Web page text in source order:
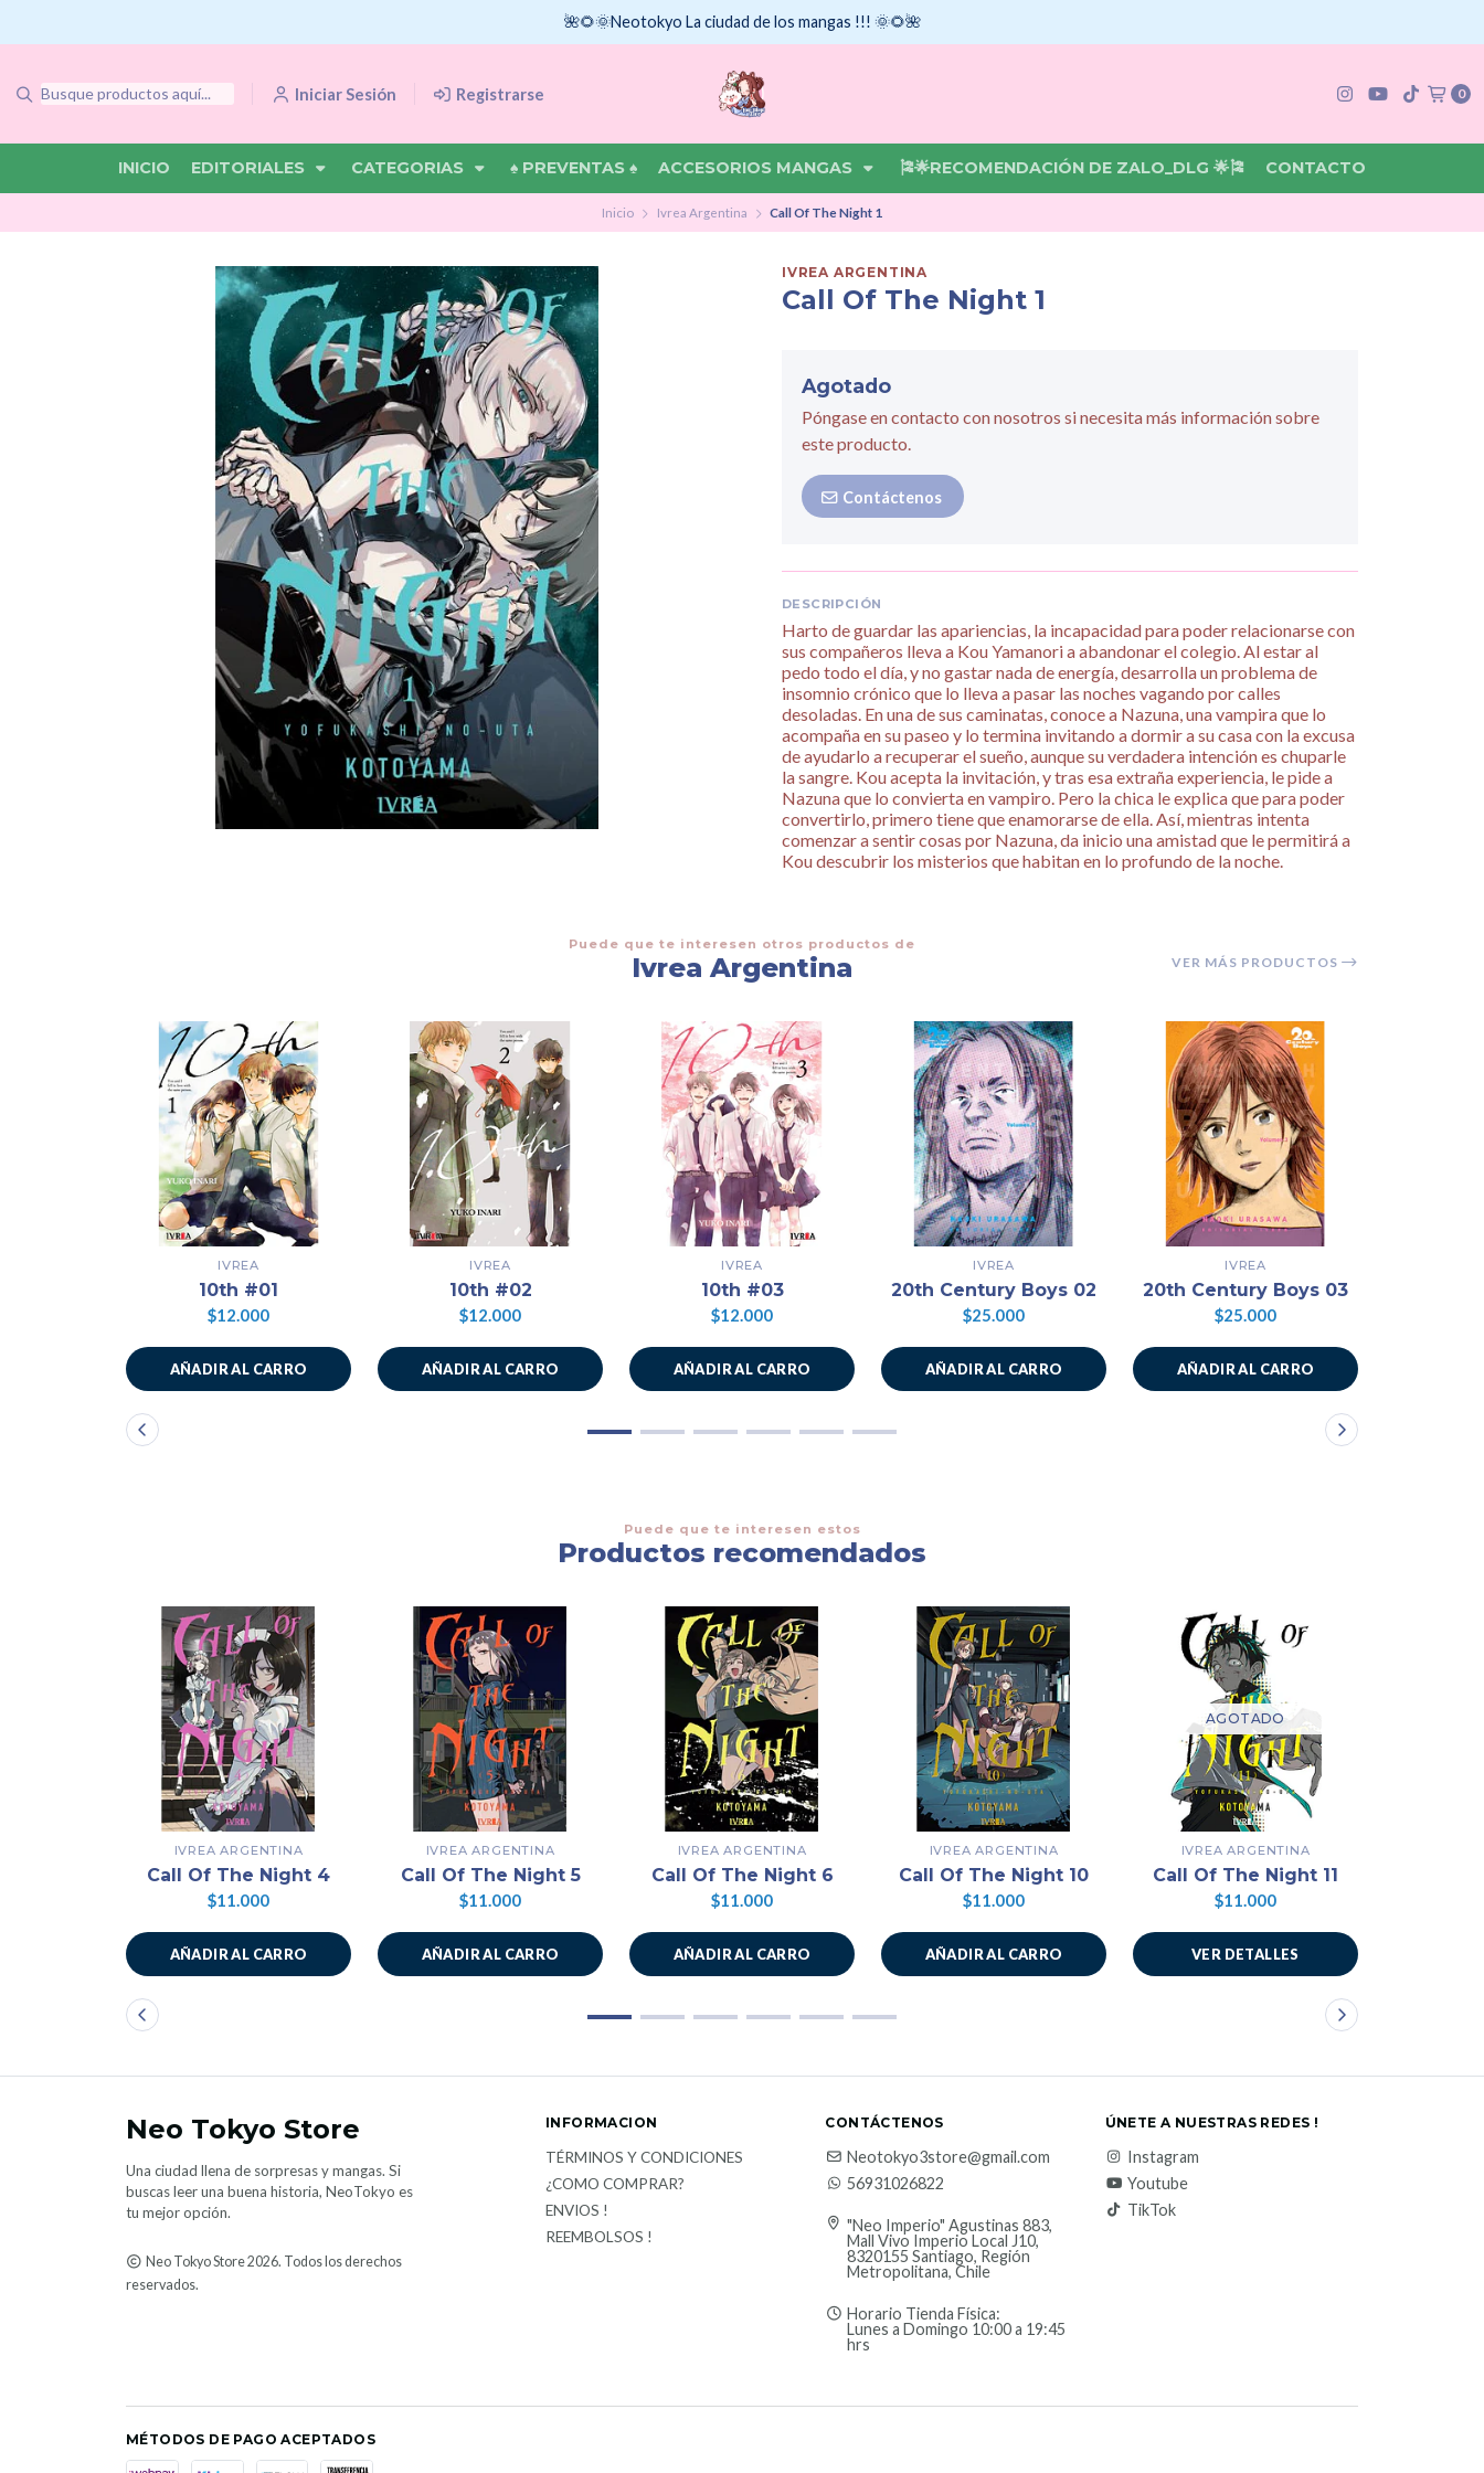
Iniciar Sesión Registrarse 0
INICIO EDITORIALES CATEGORIAS ♠ PREVENTAS ♠ ACCESORIOS MANGAS 🎏🌟RECOMENDACIÓN DE ZALO_DLG 🌟🎏 CONTACTO
🌺🌻🌞Neotokyo La ciudad de los mangas !!! 🌞🌻🌺
Inicio Ivrea Argentina Call Of The Night 1
IVREA ARGENTINA
Call Of The Night 1
Agotado
Póngase en contacto con nosotros si necesita más información sobre
este producto.
Contáctenos
DESCRIPCIÓN
Harto de guardar las apariencias, la incapacidad para poder relacionarse con
sus compañeros lleva a Kou Yamanori a abandonar el colegio. Al estar al
pedo todo el día, y no gastar nada de energía, desarrolla un problema de
insomnio crónico que lo lleva a pasar las noches vagando por calles
desoladas. En una de sus caminatas, conoce a Nazuna, una vampira que lo
acompaña en su paseo y lo termina invitando a dormir a su casa con la excusa
de ayudarlo a recuperar el sueño, aunque su verdadera intención es chuparle
la sangre. Kou acepta la invitación, y tras esa extraña experiencia, le pide a
Nazuna que lo convierta en vampiro. Pero la chica le explica que para poder
convertirlo, primero tiene que enamorarse de ella. Así, mientras intenta
comenzar a sentir cosas por Nazuna, da inicio una amistad que le permitirá a
Kou descubrir los misterios que habitan en lo profundo de la noche.
Puede que te interesen otros productos de
Ivrea Argentina VER MÁS PRODUCTOS
IVREA
10th #01
$12.000
AÑADIR AL CARRO
IVREA
10th #02
$12.000
AÑADIR AL CARRO
IVREA
10th #03
$12.000
AÑADIR AL CARRO
IVREA
20th Century Boys 02
$25.000
AÑADIR AL CARRO
IVREA
20th Century Boys 03
$25.000
AÑADIR AL CARRO
Puede que te interesen estos
Productos recomendados
IVREA ARGENTINA
Call Of The Night 4
$11.000
AÑADIR AL CARRO
IVREA ARGENTINA
Call Of The Night 5
$11.000
AÑADIR AL CARRO
IVREA ARGENTINA
Call Of The Night 6
$11.000
AÑADIR AL CARRO
IVREA ARGENTINA
Call Of The Night 10
$11.000
AÑADIR AL CARRO
AGOTADO
IVREA ARGENTINA
Call Of The Night 11
$11.000
VER DETALLES
Neo Tokyo Store
Una ciudad llena de sorpresas y mangas. Si
buscas leer una buena historia, NeoTokyo es
tu mejor opción.
Neo Tokyo Store 2026. Todos los derechos
reservados.
INFORMACION
TÉRMINOS Y CONDICIONES
¿COMO COMPRAR?
ENVIOS !
REEMBOLSOS !
CONTÁCTENOS
Neotokyo3store@gmail.com
56931026822
"Neo Imperio" Agustinas 883,
Mall Vivo Imperio Local J10,
8320155 Santiago, Región
Metropolitana, Chile
Horario Tienda Física:
Lunes a Domingo 10:00 a 19:45
hrs
ÚNETE A NUESTRAS REDES !
Instagram
Youtube
TikTok
MÉTODOS DE PAGO ACEPTADOS